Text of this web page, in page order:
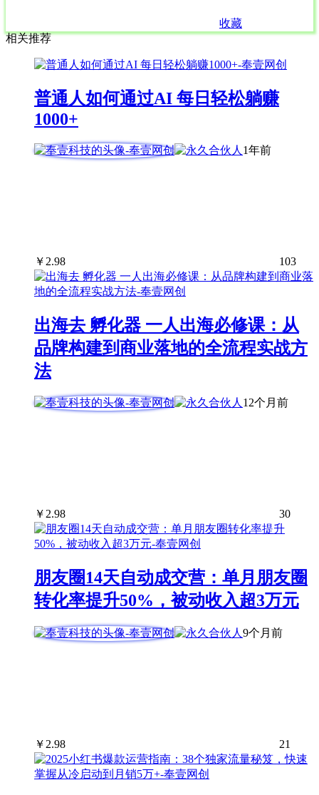
收藏
相关推荐
普通人如何通过AI 每日轻松躺赚
1000+
1年前
￥ 2.98 103
出海去 孵化器 一人出海必修课：从
品牌构建到商业落地的全流程实战方
法
12个月前
￥2.98 30
朋友圈14天自动成交营：单月朋友圈
转化率提升50%，被动收入超3万元
9个月前
￥ 2.98 21